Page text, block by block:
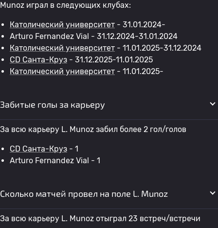
Munoz играл в следующих клубах:
Католический университет - 31.01.2024-
Arturo Fernandez Vial - 31.12.2024-31.01.2024
Католический университет - 11.01.2025-31.12.2024
CD Санта-Круз - 31.12.2025-11.01.2025
Католический университет - 11.01.2025-
Забитые голы за карьеру
За всю карьеру L. Munoz забил более 2 гол/голов
CD Санта-Круз - 1
Arturo Fernandez Vial - 1
Сколько матчей провел на поле L. Munoz
За всю карьеру L. Munoz отыграл 23 встреч/встречи